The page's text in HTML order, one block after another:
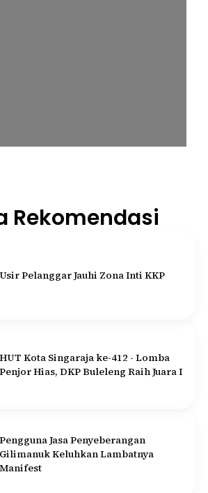
Rekomendasi
Usir Pelanggar Jauhi Zona Inti KKP
HUT Kota Singaraja ke-412 - Lomba
Penjor Hias, DKP Buleleng Raih Juara I
Pengguna Jasa Penyeberangan
Gilimanuk Keluhkan Lambatnya
Manifest